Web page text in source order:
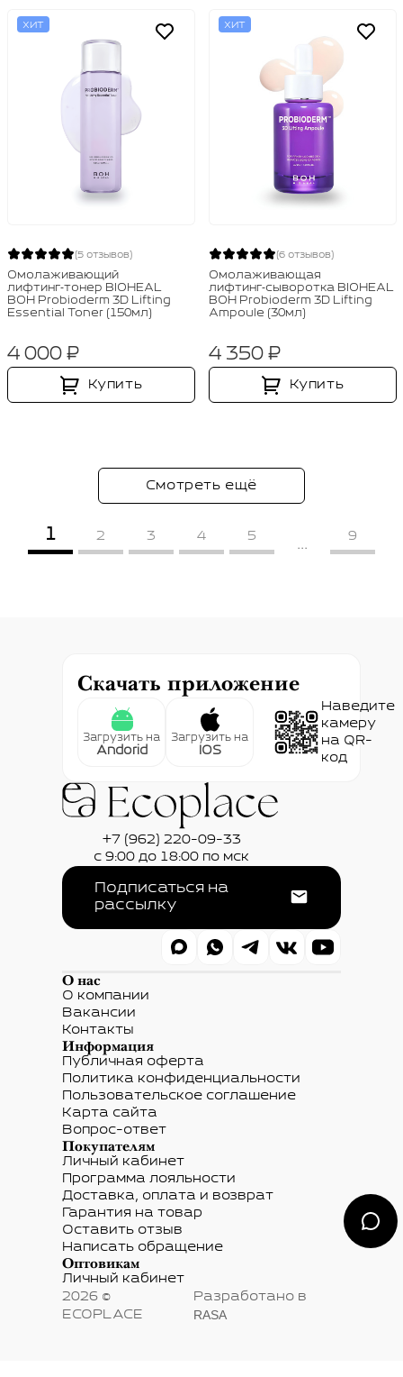
ХИТ
(5 отзывов)
Омолаживающий
лифтинг‑тонер BIOHEAL
BOH Probioderm 3D Lifting
Essential Toner (150мл)
4 000 ₽
Купить
ХИТ
(6 отзывов)
Омолаживающая
лифтинг‑сыворотка BIOHEAL
BOH Probioderm 3D Lifting
Ampoule (30мл)
4 350 ₽
Купить
Смотреть ещё
1 2 3 4 5 ... 9
Скачать приложение
Загрузить на
Andorid
Загрузить на
IOS
Наведите
камеру
на QR-
код
+7 (962) 220-09-33
с 9:00 до 18:00 по мск
Подписаться на
рассылку
О нас
О компании
Вакансии
Контакты
Информация
Публичная оферта
Политика конфиденциальности
Пользовательское соглашение
Карта сайта
Вопрос-ответ
Покупателям
Личный кабинет
Программа лояльности
Доставка, оплата и возврат
Гарантия на товар
Оставить отзыв
Написать обращение
Оптовикам
Личный кабинет
2026 ©
ECOPLACE
Разработано в
RASA